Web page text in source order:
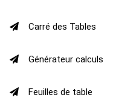
Carré des Tables
Générateur calculs
Feuilles de table